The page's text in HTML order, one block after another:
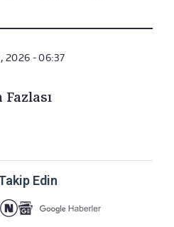
2026 - 06:37
Edin